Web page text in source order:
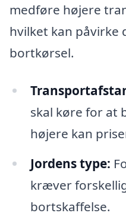
medføre højere
hvilket kan påvirke
bortkørsel.
skal køre for at
højere kan
Jordens type:
kræver
bortskaffelse.